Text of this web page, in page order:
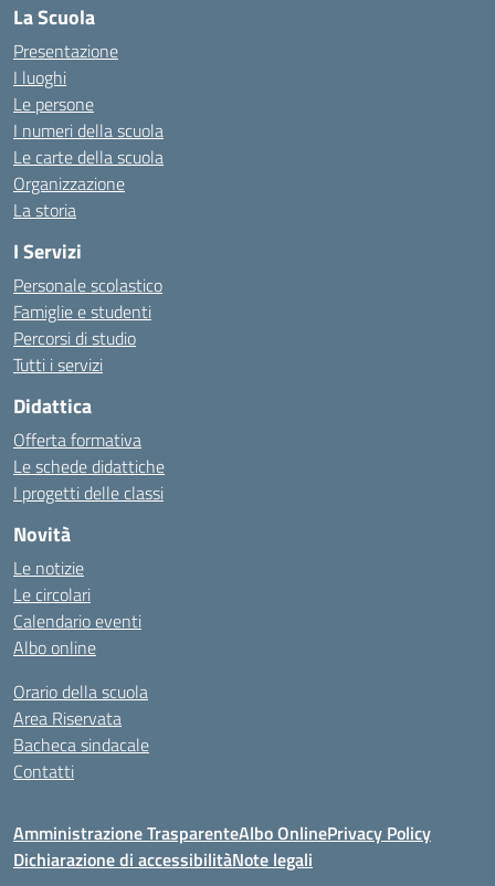
La Scuola
Presentazione
I luoghi
Le persone
I numeri della scuola
Le carte della scuola
Organizzazione
La storia
I Servizi
Personale scolastico
Famiglie e studenti
Percorsi di studio
Tutti i servizi
Didattica
Offerta formativa
Le schede didattiche
I progetti delle classi
Novità
Le notizie
Le circolari
Calendario eventi
Albo online
Orario della scuola
Area Riservata
Bacheca sindacale
Contatti
Amministrazione TrasparenteAlbo OnlinePrivacy Policy
Dichiarazione di accessibilitàNote legali